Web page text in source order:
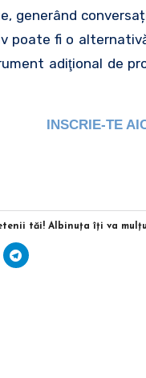
generând
poate fi o
adiţional de
INSCRIE-TE
tăi! Albinuţa îţi va